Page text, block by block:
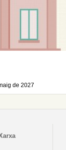
de 2027